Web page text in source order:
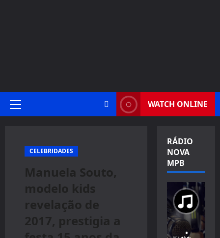
Primary
WATCH ONLINE
CELEBRIDADES
Manuela Souto,
modelo kids
revelação de
2017, prestigia a
RÁDIO
NOVA
MPB